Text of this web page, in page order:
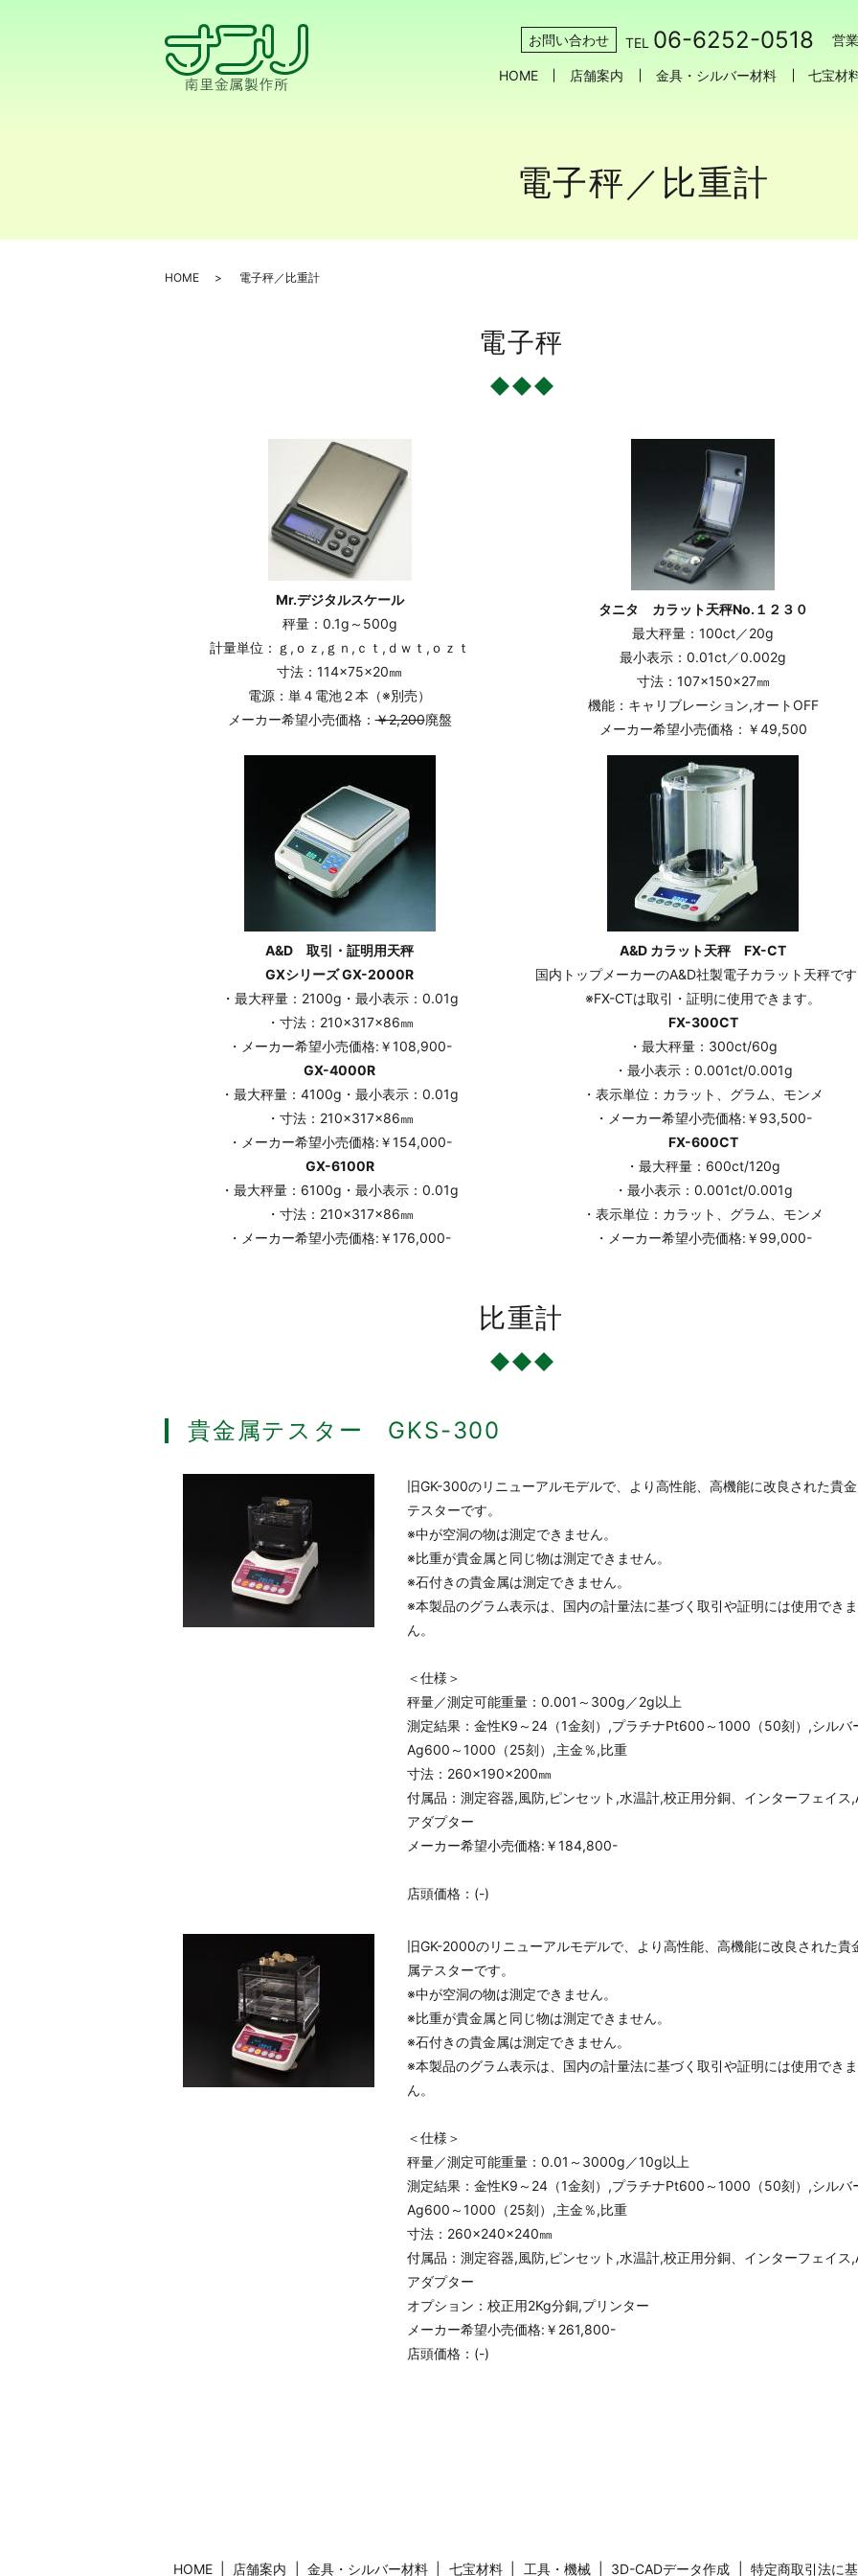
お問い合わせ TEL 06-6252-0518 営
HOME 店舗案内 金具・シルバー材料 七宝材
電子秤／比重計
HOME 電子秤／比重計
電子秤
Mr.デジタルスケール
秤量：0.1g～500g
計量単位：ｇ,ｏｚ,ｇｎ,ｃｔ,ｄｗｔ,ｏｚｔ
寸法：114×75×20㎜
電源：単４電池２本（※別売）
メーカー希望小売価格：￥2,200廃盤
タニタ カラット天秤No.１２３０
最大秤量：100ct／20g
最小表示：0.01ct／0.002g
寸法：107×150×27㎜
機能：キャリブレーション,オートOFF
メーカー希望小売価格：￥49,500
A&D 取引・証明用天秤
GXシリーズ GX-2000R
・最大秤量：2100g・最小表示：0.01g
・寸法：210×317×86㎜
・メーカー希望小売価格:￥108,900-
GX-4000R
・最大秤量：4100g・最小表示：0.01g
・寸法：210×317×86㎜
・メーカー希望小売価格:￥154,000-
GX-6100R
・最大秤量：6100g・最小表示：0.01g
・寸法：210×317×86㎜
・メーカー希望小売価格:￥176,000-
A&D カラット天秤 FX-CT
国内トップメーカーのA&D社製電子カラット天秤です
※FX-CTは取引・証明に使用できます。
FX-300CT
・最大秤量：300ct/60g
・最小表示：0.001ct/0.001g
・表示単位：カラット、グラム、モンメ
・メーカー希望小売価格:￥93,500-
FX-600CT
・最大秤量：600ct/120g
・最小表示：0.001ct/0.001g
・表示単位：カラット、グラム、モンメ
・メーカー希望小売価格:￥99,000-
比重計
貴金属テスター GKS-300
旧GK-300のリニューアルモデルで、より高性能、高機能に改良された貴
テスターです。
※中が空洞の物は測定できません。
※比重が貴金属と同じ物は測定できません。
※石付きの貴金属は測定できません。
※本製品のグラム表示は、国内の計量法に基づく取引や証明には使用でき
ん。
＜仕様＞
秤量／測定可能重量：0.001～300g／2g以上
測定結果：金性K9～24（1金刻）,プラチナPt600～1000（50刻）,シルバ
Ag600～1000（25刻）,主金％,比重
寸法：260×190×200㎜
付属品：測定容器,風防,ピンセット,水温計,校正用分銅、インターフェイス
アダプター
メーカー希望小売価格:￥184,800-
店頭価格：(-)
旧GK-2000のリニューアルモデルで、より高性能、高機能に改良された貴
属テスターです。
※中が空洞の物は測定できません。
※比重が貴金属と同じ物は測定できません。
※石付きの貴金属は測定できません。
※本製品のグラム表示は、国内の計量法に基づく取引や証明には使用でき
ん。
＜仕様＞
秤量／測定可能重量：0.01～3000g／10g以上
測定結果：金性K9～24（1金刻）,プラチナPt600～1000（50刻）,シルバ
Ag600～1000（25刻）,主金％,比重
寸法：260×240×240㎜
付属品：測定容器,風防,ピンセット,水温計,校正用分銅、インターフェイス
アダプター
オプション：校正用2Kg分銅,プリンター
メーカー希望小売価格:￥261,800-
店頭価格：(-)
HOME 店舗案内 金具・シルバー材料 七宝材料 工具・機械 3D-CADデータ作成 特定商取引法に